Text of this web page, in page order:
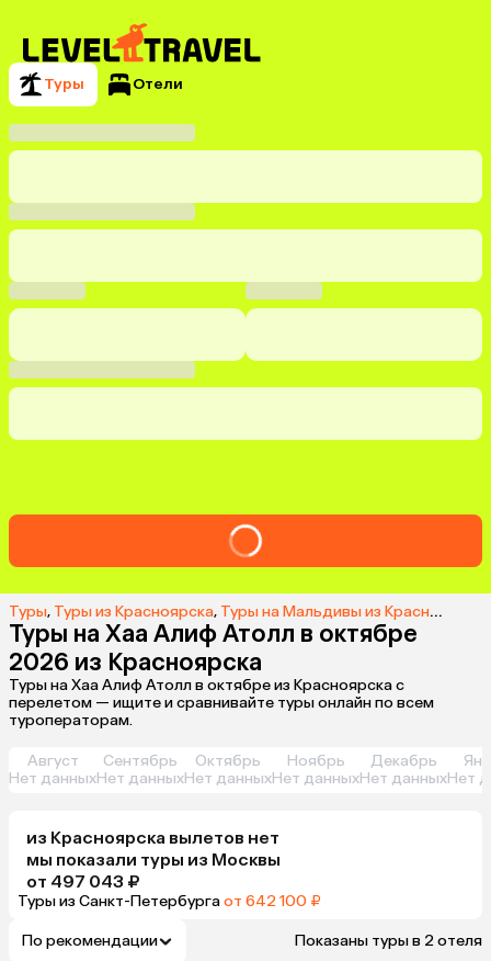
Туры Отели
Туры, Туры из Красноярска, Туры на Мальдивы из Красноярска
Туры на Хаа Алиф Атолл в октябре
2026 из Красноярска
Туры на Хаа Алиф Атолл в октябре из Красноярска с
перелетом — ищите и сравнивайте туры онлайн по всем
туроператорам.
Август
Нет данных
Сентябрь
Нет данных
Октябрь
Нет данных
Ноябрь
Нет данных
Декабрь
Нет данныхНет
из Красноярска вылетов нет
мы показали туры из Москвы
от 497 043 ₽
Туры из Санкт-Петербургаот 642 100 ₽
По рекомендации Показаны туры в 2 отеля